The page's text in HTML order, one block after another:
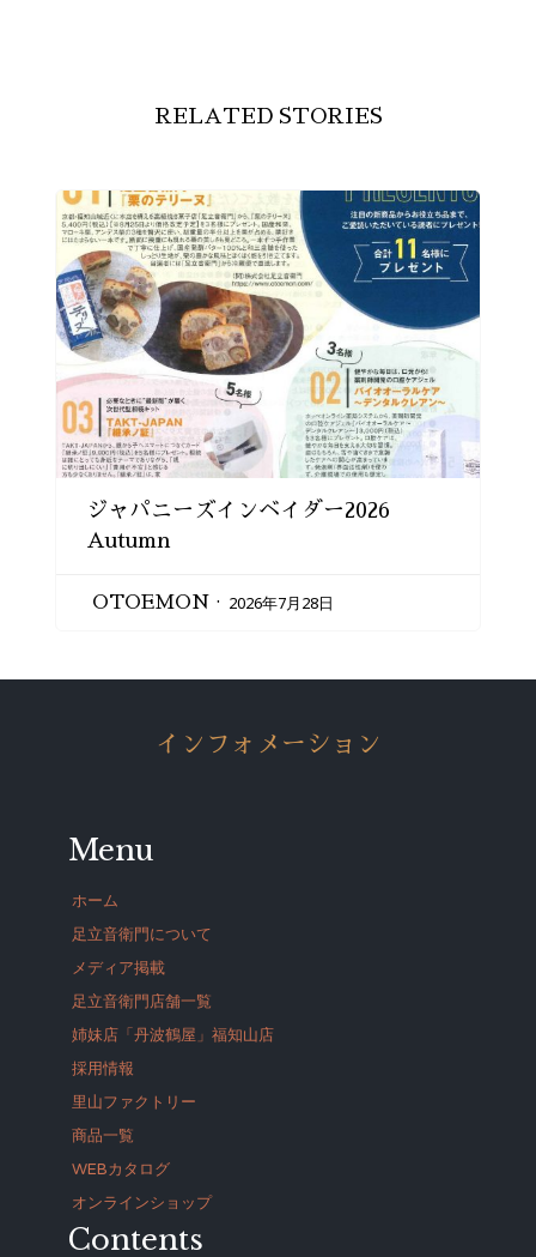
RELATED STORIES
ジャパニーズインベイダー2026
Autumn
OTOEMON 2026年7月28日
インフォメーション
Menu
ホーム
足立音衛門について
メディア掲載
足立音衛門店舗一覧
姉妹店「丹波鶴屋」福知山店
採用情報
里山ファクトリー
商品一覧
WEBカタログ
オンラインショップ
Contents